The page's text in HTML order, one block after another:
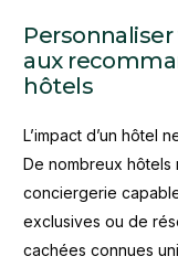
aux
hôtels
L’impact d’un hôtel
De nombreux hôtels
conciergerie
exclusives ou de
cachées connues